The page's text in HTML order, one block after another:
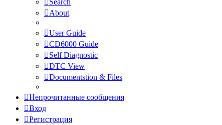
Search
About
User Guide
CD6000 Guide
Self Diagnostic
DTC View
Documentstion & Files
Непрочитанные сообщения
Вход
Регистрация